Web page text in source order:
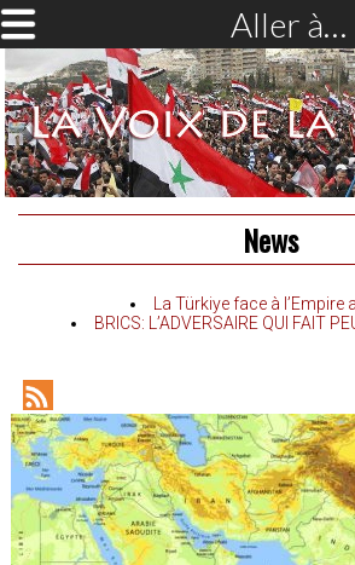
Aller à…
News
La Türkiye face à l’Empire
BRICS: L’ADVERSAIRE QUI FAIT
RSS
Feed